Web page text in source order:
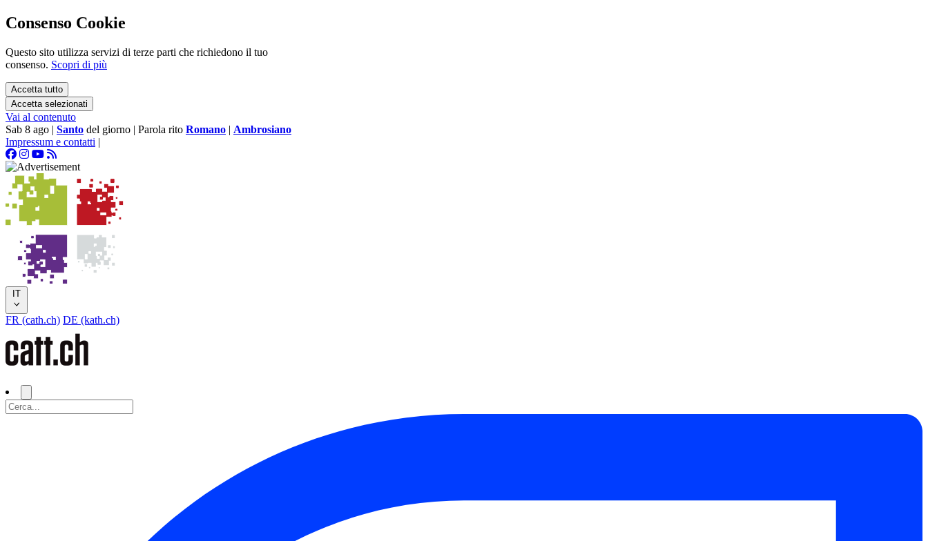
Consenso Cookie
Questo sito utilizza servizi di terze parti che richiedono il tuo
consenso. Scopri di più
Accetta tutto
Accetta selezionati
Vai al contenuto
Sab 8 ago | Santo del giorno | Parola rito Romano | Ambrosiano
Impressum e contatti |
IT
FR (cath.ch) DE (kath.ch)